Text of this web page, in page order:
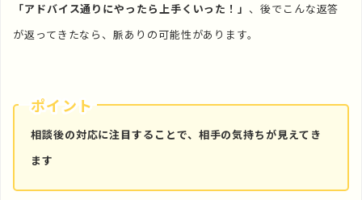
「アドバイス通りにやったら上手くいった！」 、後でこんな返答
が返ってきたなら、脈ありの可能性があります。
ポイント
相談後の対応に注目することで、相手の気持ちが見えてき
ます